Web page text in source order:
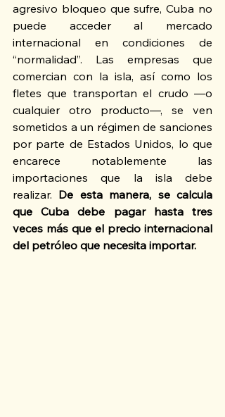
agresivo bloqueo que sufre, Cuba no
puede acceder al mercado
internacional en condiciones de
“normalidad”. Las empresas que
comercian con la isla, así como los
fletes que transportan el crudo —o
cualquier otro producto—, se ven
sometidos a un régimen de sanciones
por parte de Estados Unidos, lo que
encarece notablemente las
importaciones que la isla debe
realizar. De esta manera, se calcula
que Cuba debe pagar hasta tres
veces más que el precio internacional
del petróleo que necesita importar.